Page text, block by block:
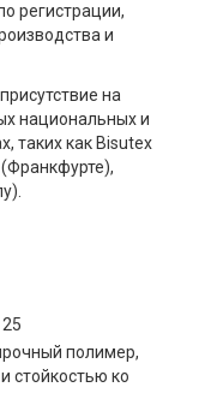
регистрации,
и
на
национальных и
таких как Bisutex
полимер,
стойкостью ко